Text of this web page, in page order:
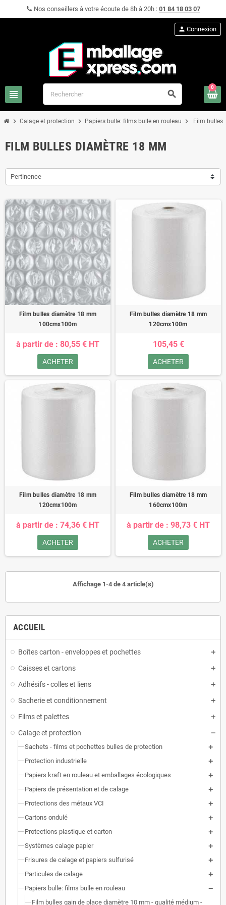
Nos conseillers à votre écoute de 8h à 20h : 01 84 18 03 07
view_headline search
person Connexion
0
chevron_right Calage et protection chevron_right Papiers bulle: films bulle en rouleau chevron_right Film bulles
ACCUEIL
Boîtes carton - enveloppes et pochettes
Caisses et cartons
Adhésifs - colles et liens
Sacherie et conditionnement
Films et palettes
Calage et protection
Sachets - films et pochettes bulles de protection
Protection industrielle
Papiers kraft en rouleau et emballages écologiques
Papiers de présentation et de calage
Protections des métaux VCI
Cartons ondulé
Protections plastique et carton
Systèmes calage papier
Frisures de calage et papiers sulfurisé
Particules de calage
Papiers bulle: films bulle en rouleau
Film bulles gain de place diamètre 10 mm - qualité médium -
FILM BULLES DIAMÈTRE 18 MM
Pertinence
Film bulles diamètre 18 mm
100cmx100m
à partir de : 80,55 € HT
ACHETER
Film bulles diamètre 18 mm
120cmx100m
105,45 €
ACHETER
Film bulles diamètre 18 mm
120cmx100m
à partir de : 74,36 € HT
ACHETER
Film bulles diamètre 18 mm
160cmx100m
à partir de : 98,73 € HT
ACHETER
Affichage 1-4 de 4 article(s)